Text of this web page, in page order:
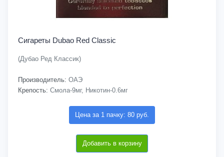
Сигареты Dubao Red Classic
(Дубао Ред Классик)
Производитель: ОАЭ
Крепость: Смола-9мг, Никотин-0.6мг
Цена за 1 пачку: 80 руб.
Добавить в корзину